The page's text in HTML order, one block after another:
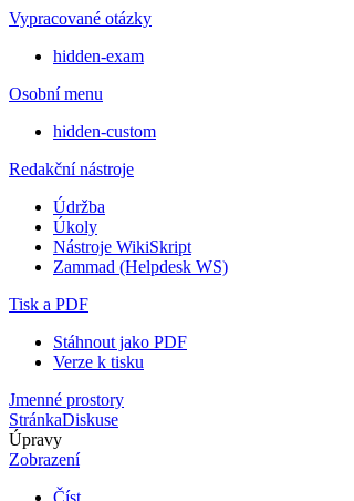
Vypracované otázky
hidden-exam
Osobní menu
hidden-custom
Redakční nástroje
Údržba
Úkoly
Nástroje WikiSkript
Zammad (Helpdesk WS)
Tisk a PDF
Stáhnout jako PDF
Verze k tisku
Jmenné prostory
StránkaDiskuse
Úpravy
Zobrazení
Číst